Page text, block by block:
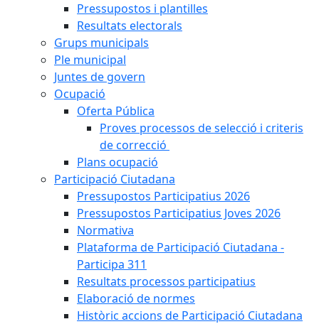
Pressupostos i plantilles
Resultats electorals
Grups municipals
Ple municipal
Juntes de govern
Ocupació
Oferta Pública
Proves processos de selecció i criteris
de correcció
Plans ocupació
Participació Ciutadana
Pressupostos Participatius 2026
Pressupostos Participatius Joves 2026
Normativa
Plataforma de Participació Ciutadana -
Participa 311
Resultats processos participatius
Elaboració de normes
Històric accions de Participació Ciutadana